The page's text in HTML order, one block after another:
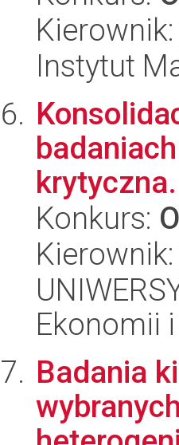
Instytut
krytyczna.
Konkurs:
Ekonomii
Badania